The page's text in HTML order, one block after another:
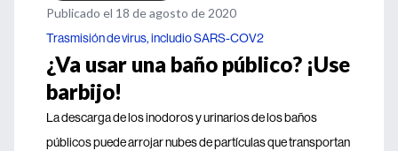
Publicado el 18 de agosto de 2020
Trasmisión de virus, includio SARS-COV2
¿Va usar una baño público? ¡Use
barbijo!
La descarga de los inodoros y urinarios de los baños
públicos puede arrojar nubes de partículas que transportan